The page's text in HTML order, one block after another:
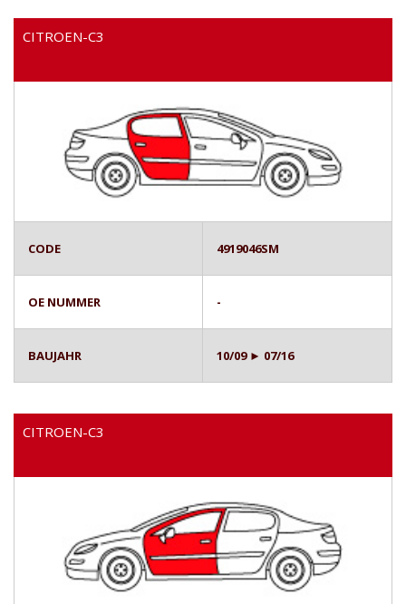
CITROEN-C3
CODE 4919046SM
OE NUMMER -
BAUJAHR 10/09 ► 07/16
CITROEN-C3